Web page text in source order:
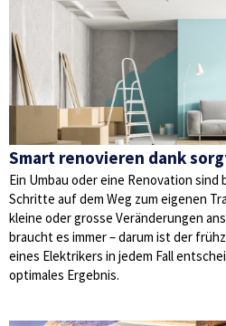
Smart renovieren dank
Ein Umbau oder eine Renovation sind
Schritte auf dem Weg zum eigenen
kleine oder grosse Veränderungen
braucht es immer – darum ist der
eines Elektrikers in jedem Fall
optimales Ergebnis.